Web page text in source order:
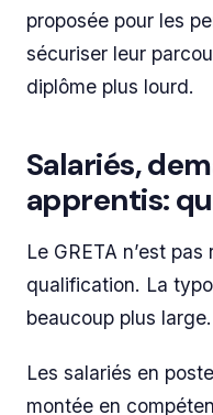
proposée pour les
sécuriser leur
diplôme plus lourd.
Salariés,
apprentis:
Le GRETA n’est
qualification. La
beaucoup plus large.
Les salariés en
montée en